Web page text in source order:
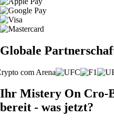
Globale
Ihr Mistery On Cro-
bereit - was jetzt?